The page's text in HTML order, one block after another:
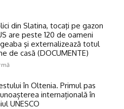
din Slatina, tocaţi pe gazon
are peste 120 de oameni
şi externalizează totul
de casă (DOCUMENTE)
în Oltenia. Primul pas
internațională în
UNESCO